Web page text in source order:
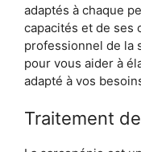
adaptés à chaque
capacités et de ses
professionnel de la
pour vous aider à
adapté à vos
Traitement